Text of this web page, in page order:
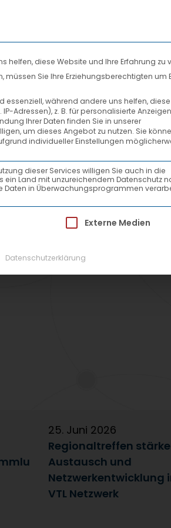
SYSTEMPARTNER
EGERER
25. Juni 2026
Regionaltreffen
Austausch und
Netzwerkentwicklung
VTL Netzwerk
helfen, diese Website und Ihre Erfahrung zu
Sie Ihre Erziehungsberechtigten um
während andere uns helfen,
Adressen), z. B. für personalisierte
Ihrer Daten finden Sie in unserer
um dieses Angebot zu nutzen. Sie
individueller Einstellungen
dieser Services willigen Sie auch in die
ein Land mit unzureichendem Datenschutz
Daten in Überwachungsprogrammen
erteilt werden
Externe Medien
Datenschutzerklärung